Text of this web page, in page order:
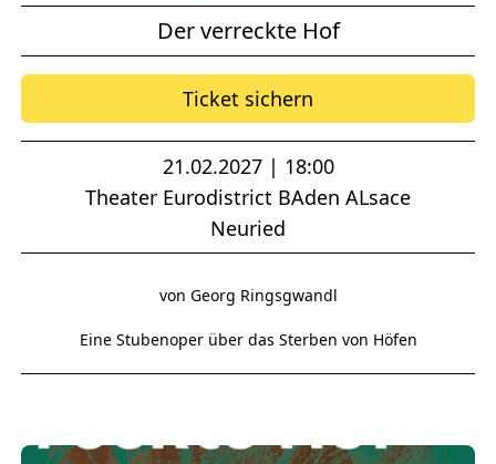
Der verreckte Hof
Ticket sichern
21.02.2027 | 18:00
Theater Eurodistrict BAden ALsace
Neuried
von Georg Ringsgwandl
Eine Stubenoper über das Sterben von Höfen